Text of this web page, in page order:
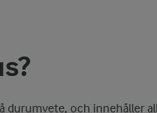
durumvete, och innehåller